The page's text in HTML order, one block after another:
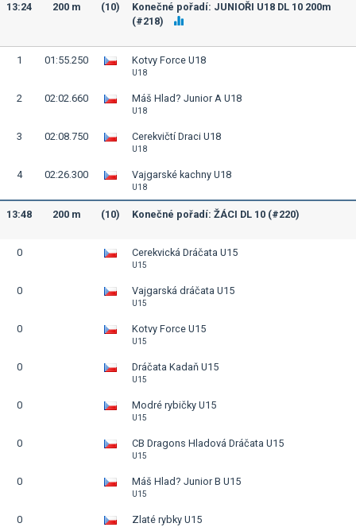
13:24 200 m (10)
Konečné pořadí: JUNIOŘI U18 DL 10 200m
(#218)
1 01:55.250 Kotvy Force U18
U18
2 02:02.660 Máš Hlad? Junior A U18
U18
3 02:08.750 Cerekvičtí Draci U18
U18
4 02:26.300 Vajgarské kachny U18
U18
13:48 200 m (10) Konečné pořadí: ŽÁCI DL 10 (#220)
0 Cerekvická Dráčata U15
U15
0 Vajgarská dráčata U15
U15
0 Kotvy Force U15
U15
0 Dráčata Kadaň U15
U15
0 Modré rybičky U15
U15
0 CB Dragons Hladová Dráčata U15
U15
0 Máš Hlad? Junior B U15
U15
0 Zlaté rybky U15